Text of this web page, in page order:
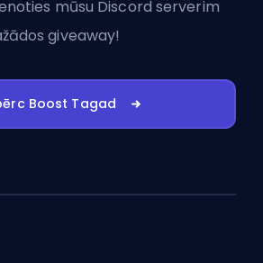
mūsu Discord serverim
giveaway!
Boost Tagad